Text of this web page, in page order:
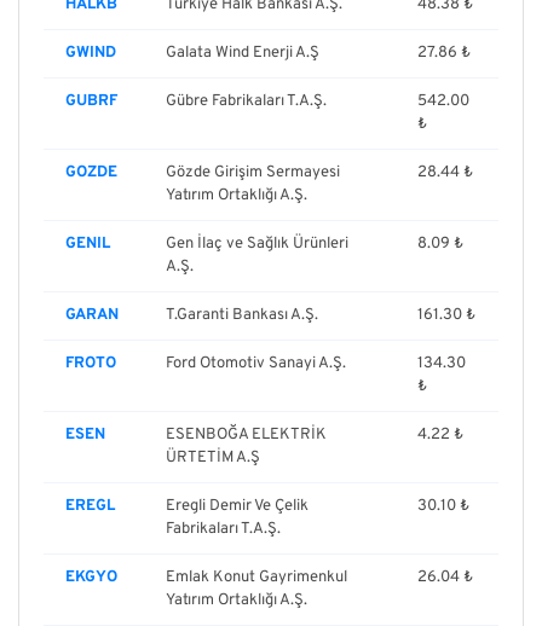
HALKB Türkiye Halk Bankası A.Ş. 48.38 ₺
GWIND Galata Wind Enerji A.Ş 27.86 ₺
GUBRF Gübre Fabrikaları T.A.Ş.
542.00
₺
GOZDE
Gözde Girişim Sermayesi
Yatırım Ortaklığı A.Ş.
28.44 ₺
GENIL
Gen İlaç ve Sağlık Ürünleri
A.Ş.
8.09 ₺
GARAN T.Garanti Bankası A.Ş. 161.30 ₺
FROTO Ford Otomotiv Sanayi A.Ş.
134.30
₺
ESEN
ESENBOĞA ELEKTRİK
ÜRTETİM A.Ş
4.22 ₺
EREGL
Eregli Demir Ve Çelik
Fabrikaları T.A.Ş.
30.10 ₺
EKGYO
Emlak Konut Gayrimenkul
Yatırım Ortaklığı A.Ş.
26.04 ₺